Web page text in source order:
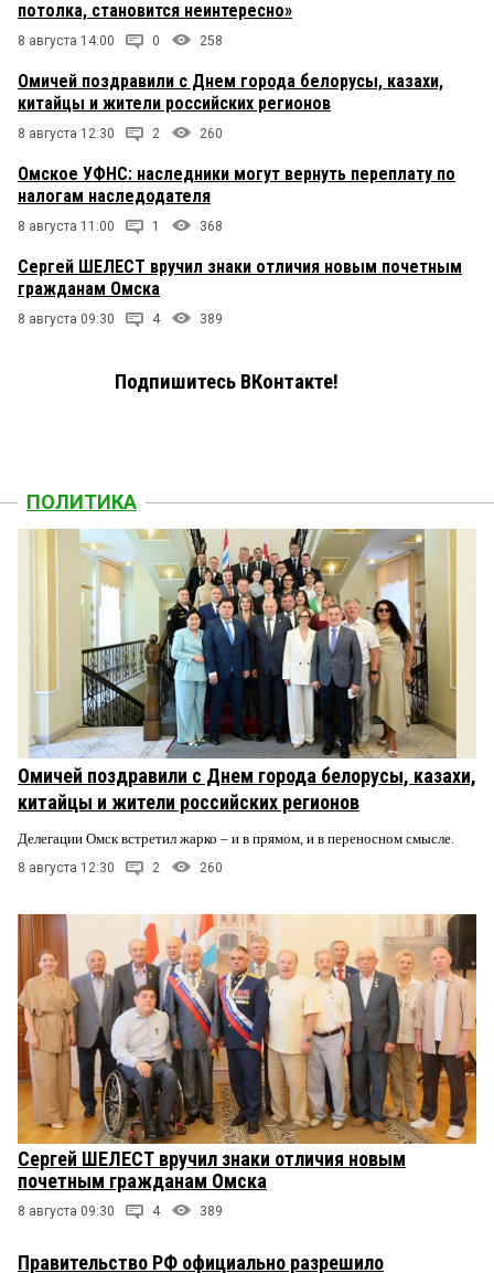
потолка, становится неинтересно»
8 августа 14:00 0 258
Омичей поздравили с Днем города белорусы, казахи,
китайцы и жители российских регионов
8 августа 12:30 2 260
Омское УФНС: наследники могут вернуть переплату по
налогам наследодателя
8 августа 11:00 1 368
Сергей ШЕЛЕСТ вручил знаки отличия новым почетным
гражданам Омска
8 августа 09:30 4 389
Подпишитесь ВКонтакте!
ПОЛИТИКА
Омичей поздравили с Днем города белорусы, казахи,
китайцы и жители российских регионов
Делегации Омск встретил жарко – и в прямом, и в переносном смысле.
8 августа 12:30 2 260
Сергей ШЕЛЕСТ вручил знаки отличия новым
почетным гражданам Омска
8 августа 09:30 4 389
Правительство РФ официально разрешило